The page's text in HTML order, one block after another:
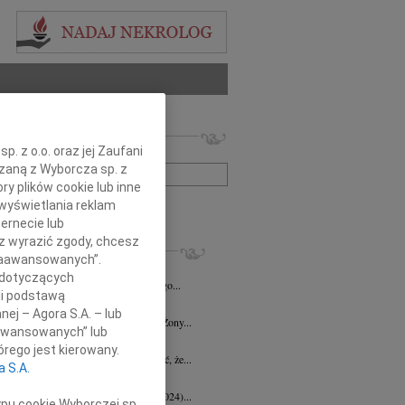
lub numer ogłoszenia:
+ szukanie zaawansowane
Halka wiek: 89 21.07.2026
żalem i smutkiem żegnamy naszego...
Czajka 16.07.2026
Czajce z powodu śmierci Żony...
10.07.2026
smutkiem przyjęłyśmy wiadomość, że...
z domu Hinz (1979-2024)...
z o.o. oraz jej Zaufani
z Wyborcza sp. z
plików cookie lub inne
reklam
lub
wyrazić zgody, chcesz
podstawą
– Agora S.A. – lub
lub
jest kierowany.
S.A.